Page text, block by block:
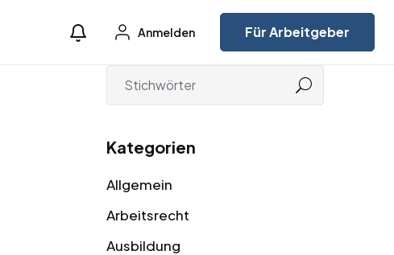
Anmelden Für Arbeitgeber
Kategorien
Allgemein
Arbeitsrecht
Ausbildung